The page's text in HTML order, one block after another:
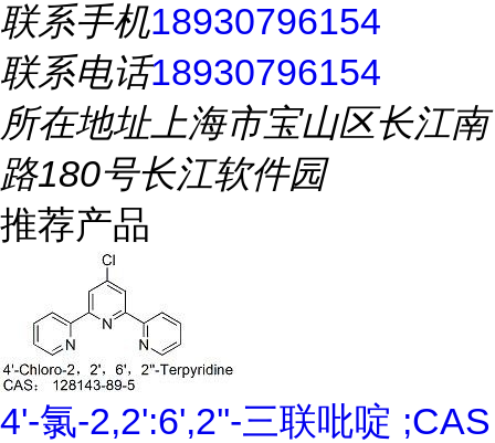
联系手机18930796154
联系电话18930796154
所在地址上海市宝山区长江南
路180号长江软件园
推荐产品
4'-氯-2,2':6',2''-三联吡啶 ;CAS